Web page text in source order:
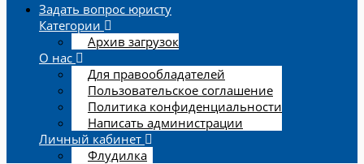
Задать вопрос юристу
Категории
Архив загрузок
О нас
Для правообладателей
Пользовательское соглашение
Политика конфиденциальности
Написать администрации
Личный кабинет
Флудилка